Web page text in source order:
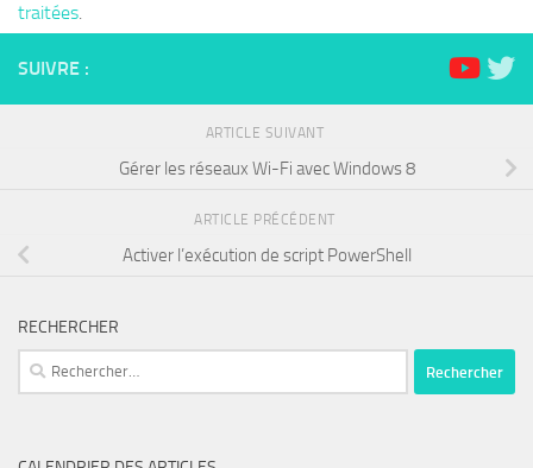
traitées.
SUIVRE :
ARTICLE SUIVANT
Gérer les réseaux Wi-Fi avec Windows 8
ARTICLE PRÉCÉDENT
Activer l’exécution de script PowerShell
RECHERCHER
Rechercher :